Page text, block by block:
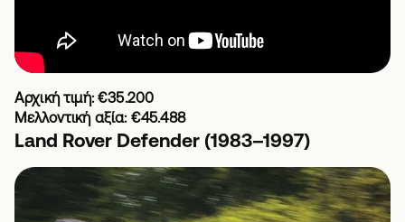
Αρχική τιμή: €35.200
Μελλοντική αξία: €45.488
Land Rover Defender (1983–1997)